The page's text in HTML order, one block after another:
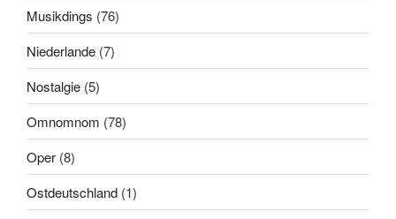
Musikdings (76)
Niederlande (7)
Nostalgie (5)
Omnomnom (78)
Oper (8)
Ostdeutschland (1)